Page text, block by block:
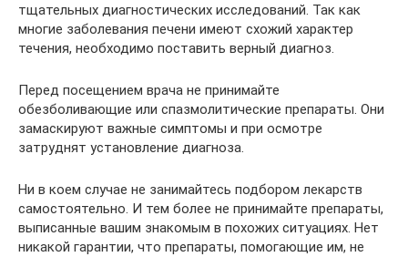
тщательных диагностических исследований. Так как
многие заболевания печени имеют схожий характер
течения, необходимо поставить верный диагноз.
Перед посещением врача не принимайте
обезболивающие или спазмолитические препараты. Они
замаскируют важные симптомы и при осмотре
затруднят установление диагноза.
Ни в коем случае не занимайтесь подбором лекарств
самостоятельно. И тем более не принимайте препараты,
выписанные вашим знакомым в похожих ситуациях. Нет
никакой гарантии, что препараты, помогающие им, не